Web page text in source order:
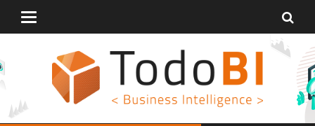
Alternar